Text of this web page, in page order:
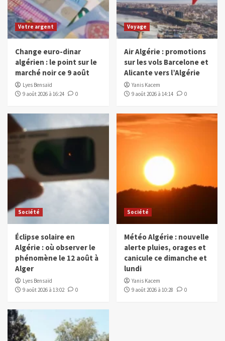
Votre argent
Change euro-dinar
algérien : le point sur le
marché noir ce 9 août
Lyes Bensaïd
9 août 2026 à 16:24
0
Voyage
Air Algérie : promotions
sur les vols Barcelone et
Alicante vers l’Algérie
Yanis Kacem
9 août 2026 à 14:14
0
Société
Éclipse solaire en
Algérie : où observer le
phénomène le 12 août à
Alger
Lyes Bensaïd
9 août 2026 à 13:02
0
Société
Météo Algérie : nouvelle
alerte pluies, orages et
canicule ce dimanche et
lundi
Yanis Kacem
9 août 2026 à 10:28
0